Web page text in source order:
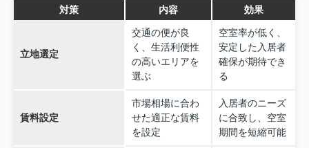
対策 内容 効果
立地選定
交通の便が良
く、生活利便性
の高いエリアを
選ぶ
空室率が低く、
安定した入居者
確保が期待でき
る
賃料設定
市場相場に合わ
せた適正な賃料
を設定
入居者のニーズ
に合致し、空室
期間を短縮可能